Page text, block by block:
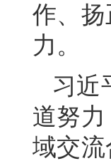
作、
力。
习近
道努
域交